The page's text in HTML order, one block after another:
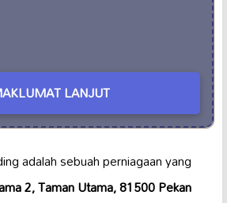
LANJUT
adalah sebuah perniagaan yang
2, Taman Utama, 81500 Pekan